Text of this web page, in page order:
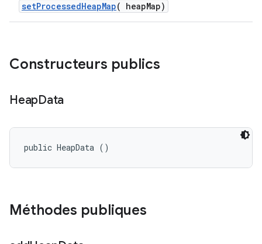
setProcessedHeapMap( heapMap)
Constructeurs publics
HeapData
public HeapData ()
Méthodes publiques